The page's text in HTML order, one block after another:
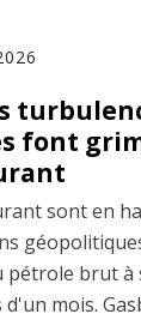
font
sont en
pétrole brut à
mois.